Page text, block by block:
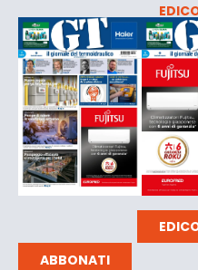
ABBONATI